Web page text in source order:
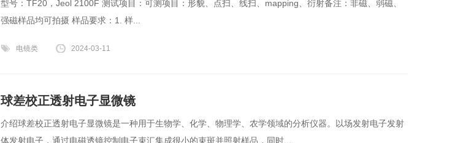
型号：TF20，Jeol 2100F 测试项目：可测项目：形貌、点扫、线扫、mapping、衍射备注：非磁、弱磁、
强磁样品均可拍摄 样品要求：1. 样...
电镜类 2024-03-11
球差校正透射电子显微镜
介绍球差校正透射电子显微镜是一种用于生物学、化学、物理学、农学领域的分析仪器。以场发射电子发射
体发射电子，通过电磁透镜控制电子束汇集成很小的束斑并照射样品，同时...